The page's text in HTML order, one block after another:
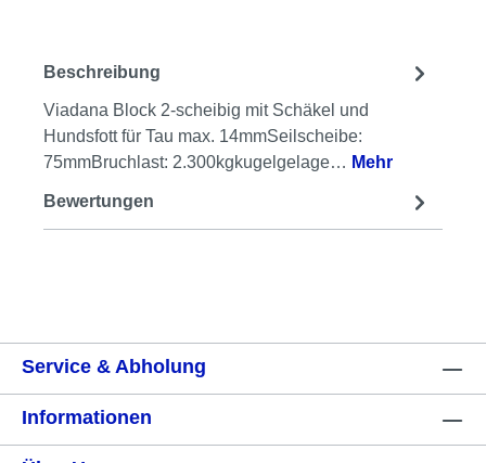
Beschreibung
Viadana Block 2-scheibig mit Schäkel und
Hundsfott für Tau max. 14mmSeilscheibe:
75mmBruchlast: 2.300kgkugelgelage… Mehr
Bewertungen
Service & Abholung
Informationen